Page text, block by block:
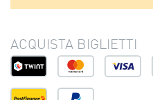
ACQUISTA BIGLIETTI